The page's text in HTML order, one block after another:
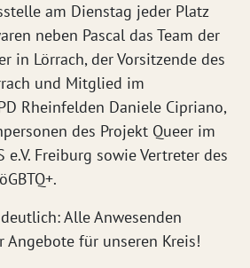
am Dienstag jeder Platz
neben Pascal das Team der
in Lörrach, der Vorsitzende des
und Mitglied im
Rheinfelden Daniele Cipriano,
des Projekt Queer im
e.V. Freiburg sowie Vertreter des
Alle Anwesenden
Angebote für unseren Kreis!